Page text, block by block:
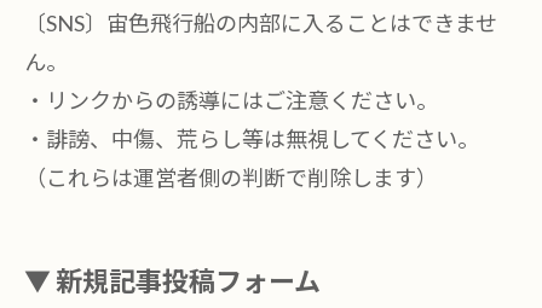
〔SNS〕宙色飛行船の内部に入ることはできませ
ん。
・リンクからの誘導にはご注意ください。
・誹謗、中傷、荒らし等は無視してください。
（これらは運営者側の判断で削除します）
▼ 新規記事投稿フォーム